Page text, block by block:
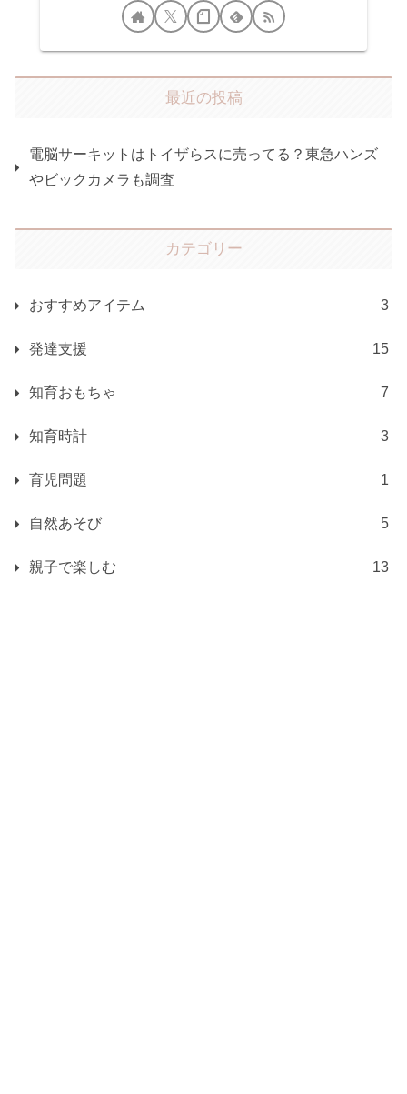
最近の投稿
電脳サーキットはトイザらスに売ってる？東急ハンズ
やビックカメラも調査
カテゴリー
おすすめアイテム 3
発達支援 15
知育おもちゃ 7
知育時計 3
育児問題 1
自然あそび 5
親子で楽しむ 13